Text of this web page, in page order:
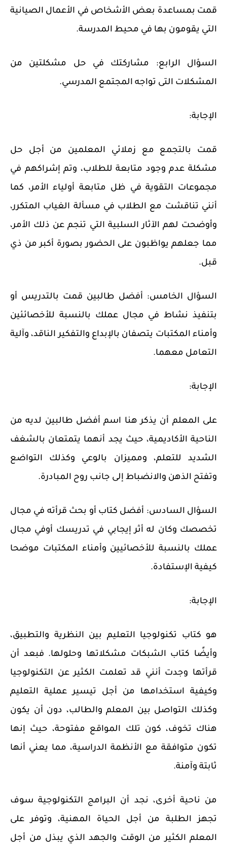
قمت بمساعدة بعض الأشخاص في الأعمال الصيانية
التي يقومون بها في محيط المدرسة.
السؤال الرابع: مشاركتك في حل مشكلتين من
المشكلات التى تواجه المجتمع المدرسي.
الإجابة:
قمت بالتجمع مع زملائي المعلمين من أجل حل
مشكلة عدم وجود متابعة للطلاب، وتم إشراكهم في
مجموعات التقوية في ظل متابعة أولياء الأمر، كما
أنني تناقشت مع الطلاب في مسألة الغياب المتكرر،
وأوضحت لهم الآثار السلبية التي تنجم عن ذلك الأمر،
مما جعلهم يواظبون على الحضور بصورة أكبر من ذي
قبل.
السؤال الخامس: أفضل طالبين قمت بالتدريس أو
بتنفيذ نشاط في مجال عملك بالنسبة للأخصائئين
وأمناء المكتبات يتصفان بالإبداع والتفكير الناقد، وآلية
التعامل معهما.
الإجابة:
على المعلم أن يذكر هنا اسم أفضل طالبين لديه من
الناحية الأكاديمية، حيث يجد أنهما يتمتعان بالشغف
الشديد للتعلم، ومميزان بالوعي وكذلك التواضع
وتفتح الذهن والانضباط إلى جانب روح المبادرة.
السؤال السادس: أفضل كتاب أو بحث قرأته في مجال
تخصصك وكان له أثر إيجابي في تدريسك أوفي مجال
عملك بالنسبة للأخصائيين وأمناء المكتبات موضحا
كيفية الإستفادة.
الإجابة:
هو كتاب تكنولوجيا التعليم بين النظرية والتطبيق،
وأيضًا كتاب الشبكات مشكلاتها وحلولها. فبعد أن
قرأتها وجدت أنني قد تعلمت الكثير عن التكنولوجيا
وكيفية استخدامها من أجل تيسير عملية التعليم
وكذلك التواصل بين المعلم والطالب، دون أن يكون
هناك تخوف، كون تلك المواقع مفتوحة، حيث إنها
تكون متوافقة مع الأنظمة الدراسية، مما يعني أنها
ثابتة وآمنة.
من ناحية أخرى، نجد أن البرامج التكنولوجية سوف
تجهز الطلبة من أجل الحياة المهنية، وتوفر على
المعلم الكثير من الوقت والجهد الذي يبذل من أجل